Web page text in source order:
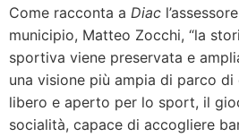
Come racconta a Diac
municipio, Matteo Zocchi, “la
sportiva viene preservata e
una visione più ampia di parco
libero e aperto per lo sport, il
socialità, capace di accogliere